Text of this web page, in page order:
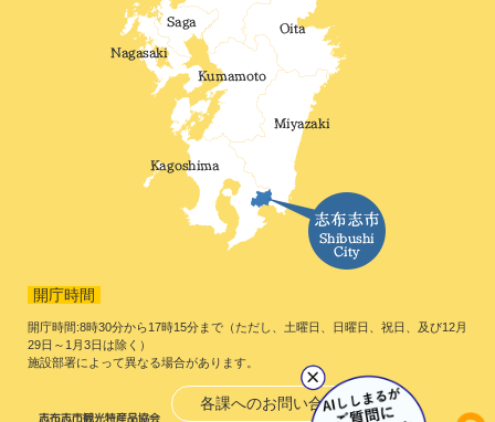
開庁時間
開庁時間:8時30分から17時15分まで（ただし、土曜日、日曜日、祝日、及び12月
29日～1月3日は除く）
施設部署によって異なる場合があります。
各課へのお問い合わせ